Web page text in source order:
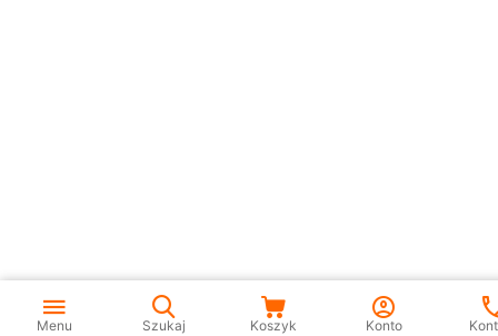
Menu Szukaj Koszyk Konto